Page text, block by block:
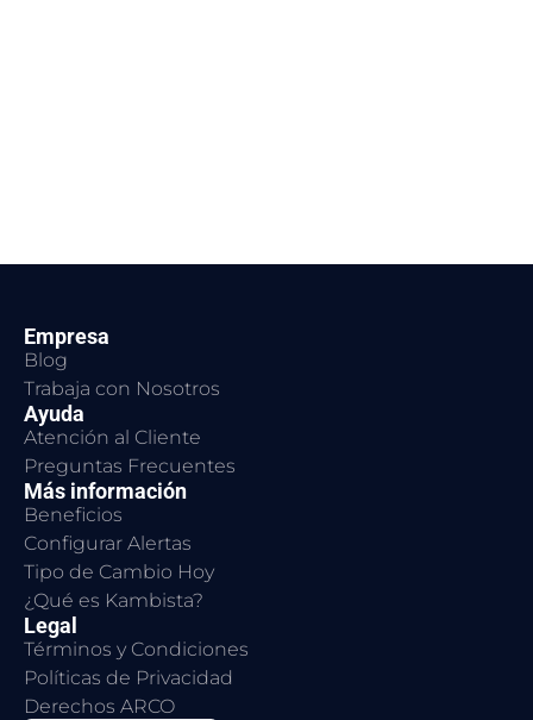
Empresa
Blog
Trabaja con Nosotros
Ayuda
Atención al Cliente
Preguntas Frecuentes
Más información
Beneficios
Configurar Alertas
Tipo de Cambio Hoy
¿Qué es Kambista?
Legal
Términos y Condiciones
Políticas de Privacidad
Derechos ARCO